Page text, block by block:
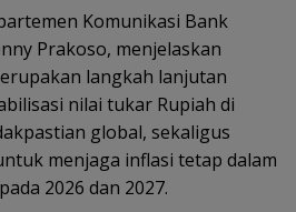
Komunikasi Bank
Prakoso, menjelaskan
langkah lanjutan
nilai tukar Rupiah di
global, sekaligus
menjaga inflasi tetap dalam
2026 dan 2027.